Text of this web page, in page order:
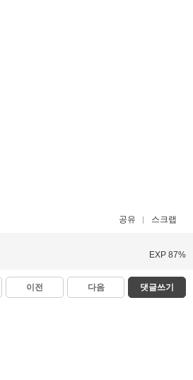
공유 스크랩
EXP 87%
이전 다음 댓글쓰기